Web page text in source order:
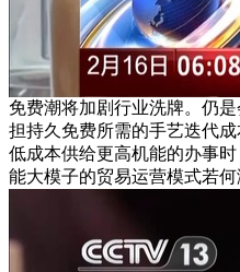
免费潮将加剧行业洗牌。仍
担持久免费所需的手艺迭代
低成本供给更高机能的办事
能大模子的贸易运营模式若何